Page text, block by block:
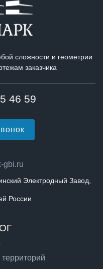
сложности и геометрии
заказчика
46 59
gbi.ru
Электродный Завод,
России
территорий